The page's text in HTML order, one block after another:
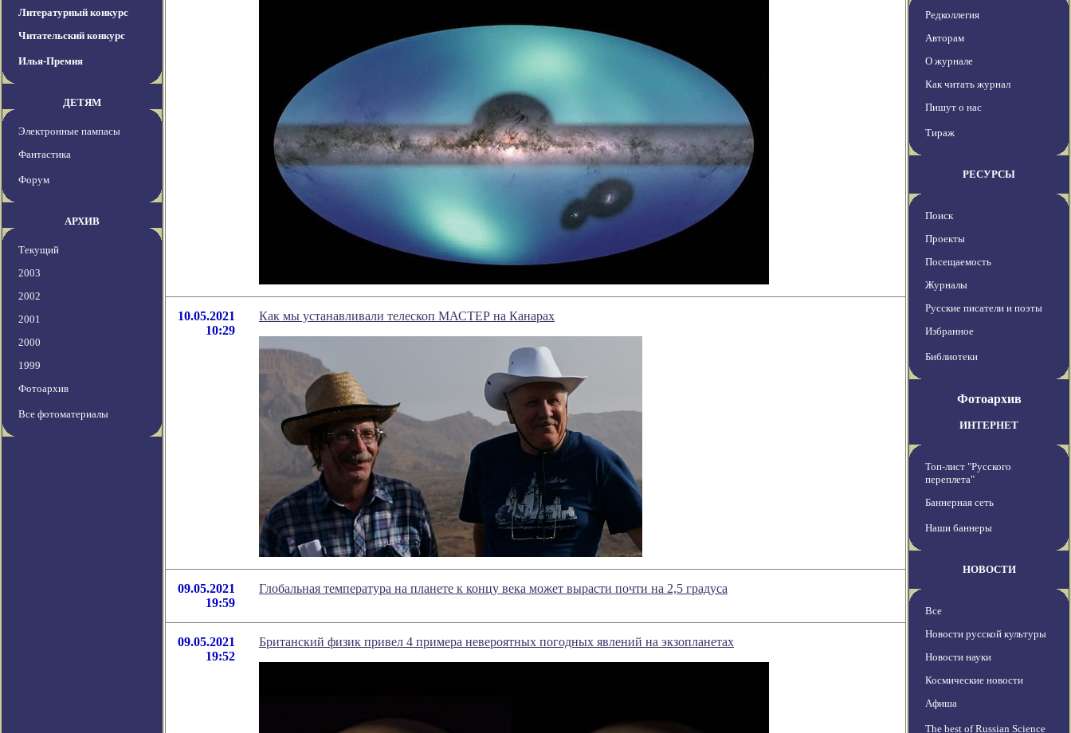
Литературный конкурс
Читательский конкурс
Илья-Премия
ДЕТЯМ
Электронные пампасы
Фантастика
Форум
АРХИВ
Текущий
2003
2002
2001
2000
1999
Фотоархив
Все фотоматериалы
10.05.2021
10:29
Как мы устанавливали телескоп МАСТЕР на Канарах
09.05.2021
19:59
Глобальная температура на планете к концу века может вырасти почти на 2,5 градуса
09.05.2021
19:52
Британский физик привел 4 примера невероятных погодных явлений на экзопланетах
Редколлегия
Авторам
О журнале
Как читать журнал
Пишут о нас
Тираж
РЕСУРСЫ
Поиск
Проекты
Посещаемость
Журналы
Русские писатели и поэты
Избранное
Библиотеки
Фотоархив
ИНТЕРНЕТ
Топ-лист "Русского
переплета"
Баннерная сеть
Наши баннеры
НОВОСТИ
Все
Новости русской культуры
Новости науки
Космические новости
Афиша
The best of Russian Science